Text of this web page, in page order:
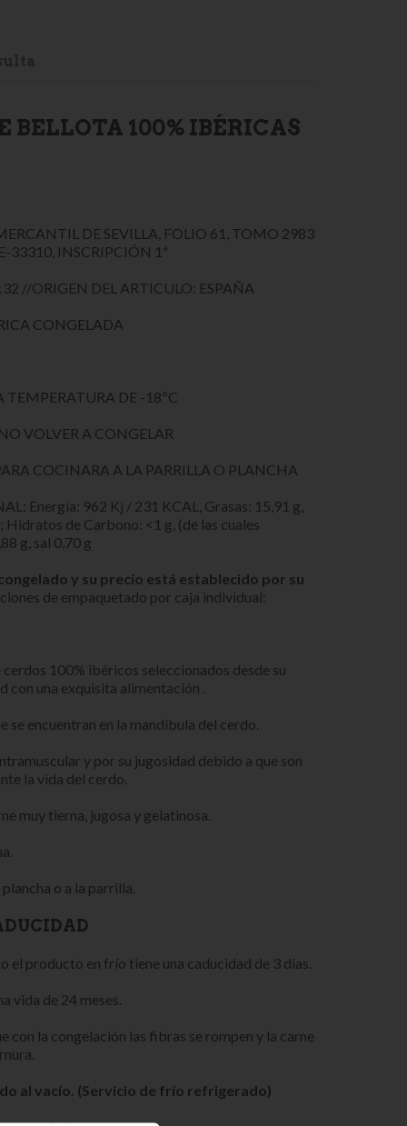
BELLOTA 100% IBÉRICAS
DE SEVILLA, FOLIO 61, TOMO 2983
33310, INSCRIPCIÓN 1ª
//ORIGEN DEL ARTICULO: ESPAÑA
CONGELADA
TEMPERATURA DE -18ºC
VOLVER A CONGELAR
COCINARA A LA PARRILLA O PLANCHA
Energía: 962 Kj / 231 KCAL, Grasas: 15,91 g,
Hidratos de Carbono: <1 g, (de las cuales
g, sal 0,70 g
y su precio está establecido por su
de empaquetado por caja individual:
100% ibéricos seleccionados desde su
con una exquisita alimentación .
se encuentran en la mandíbula del cerdo.
y por su jugosidad debido a que son
la vida del cerdo.
muy tierna, jugosa y gelatinosa.
o a la parrilla.
el producto en frío tiene una caducidad de 3 días.
vida de 24 meses.
con la congelación las fibras se rompen y la carne
al vacío. (Servicio de frío refrigerado)